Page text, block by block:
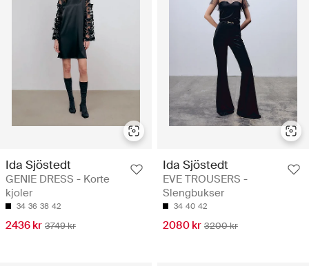
Ida Sjöstedt
GENIE DRESS - Korte
kjoler
34 36 38 42
2436 kr 3749 kr
Ida Sjöstedt
EVE TROUSERS -
Slengbukser
34 40 42
2080 kr 3200 kr